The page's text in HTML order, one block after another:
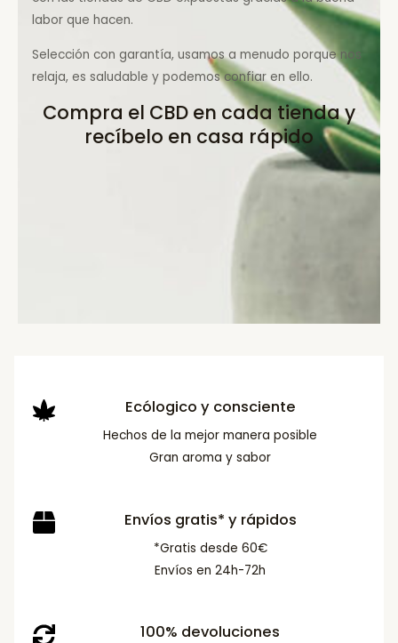
labor que hacen.
Selección con garantía, usamos a menudo porque nos
relaja, es saludable y podemos confiar en ello.
Compra el CBD en cada tienda y
recíbelo en casa rápido
Ecólogico y consciente
Hechos de la mejor manera posible
Gran aroma y sabor
Envíos gratis* y rápidos
*Gratis desde 60€
Envíos en 24h-72h
100% devoluciones